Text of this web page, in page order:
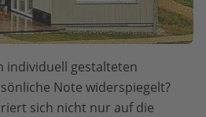
individuell gestalteten
Note widerspiegelt?
sich nicht nur auf die